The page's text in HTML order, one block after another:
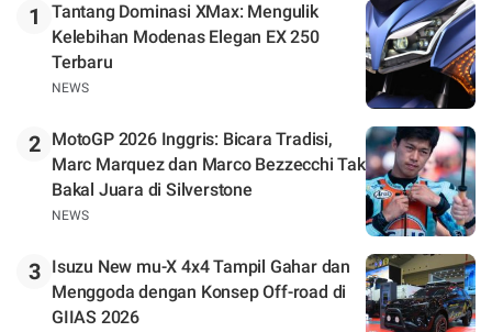
1
Tantang Dominasi XMax: Mengulik
Kelebihan Modenas Elegan EX 250
Terbaru
NEWS
2
MotoGP 2026 Inggris: Bicara Tradisi,
Marc Marquez dan Marco Bezzecchi Tak
Bakal Juara di Silverstone
NEWS
3
Isuzu New mu-X 4x4 Tampil Gahar dan
Menggoda dengan Konsep Off-road di
GIIAS 2026